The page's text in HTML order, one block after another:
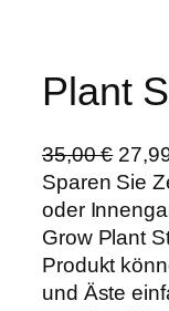
Plant
35,00€ U
r
s
p
r
ü
Sparen Sie
oder
Grow Plant
Produkt
und Äste